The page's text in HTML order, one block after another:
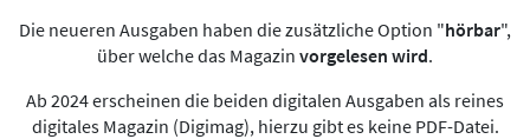
Die neueren Ausgaben haben die zusätzliche Option "hörbar",
über welche das Magazin vorgelesen wird.
Ab 2024 erscheinen die beiden digitalen Ausgaben als reines
digitales Magazin (Digimag), hierzu gibt es keine PDF-Datei.